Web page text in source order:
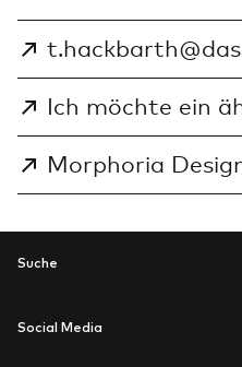
Ich möchte ein
Morphoria
Suche
Social Media